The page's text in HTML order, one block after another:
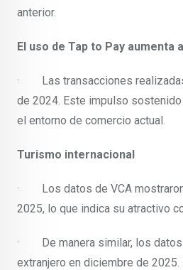
anterior.
El uso de Tap to Pay
· Las transacciones realizadas
de 2024. Este impulso
el entorno de comercio actual.
Turismo internacional
· Los datos de VCA mostraron
2025, lo que indica su atractivo
· De manera similar, los datos
extranjero en diciembre de